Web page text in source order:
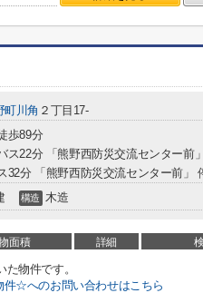
町川角 ２丁目17-
歩89分
ス22分 「熊野西防災交流センター前
32分 「熊野西防災交流センター前」
構造 木造
面積 詳細
物件です。
☆へのお問い合わせはこちら